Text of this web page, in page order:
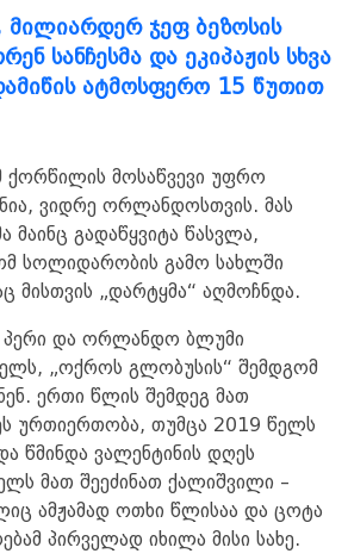
მილიარდერ ჯეფ ბეზოსის
სანჩესმა და ეკიპაჟის სხვა
ატმოსფერო 15 წუთით
ქორწილის მოსაწვევი უფრო
ვიდრე ორლანდოსთვის. მას
მაინც გადაწყვიტა წასვლა,
სოლიდარობის გამო სახლში
მისთვის „დარტყმა“ აღმოჩნდა.
პერი და ორლანდო ბლუმი
„ოქროს გლობუსის“ შემდგომ
ერთი წლის შემდეგ მათ
ურთიერთობა, თუმცა 2019 წელს
წმინდა ვალენტინის დღეს
მათ შეეძინათ ქალიშვილი –
ამჟამად ოთხი წლისაა და ცოტა
პირველად იხილა მისი სახე.